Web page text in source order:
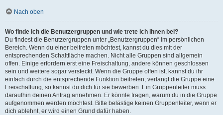
Nach oben
Wo finde ich die Benutzergruppen und wie trete ich ihnen bei?
Du findest die Benutzergruppen unter „Benutzergruppen“ im persönlichen
Bereich. Wenn du einer beitreten möchtest, kannst du dies mit der
entsprechenden Schaltfläche machen. Nicht alle Gruppen sind allgemein
offen. Einige erfordern erst eine Freischaltung, andere können geschlossen
sein und weitere sogar versteckt. Wenn die Gruppe offen ist, kannst du ihr
einfach durch die entsprechende Funktion beitreten; verlangt die Gruppe eine
Freischaltung, so kannst du dich für sie bewerben. Ein Gruppenleiter muss
daraufhin deinen Antrag annehmen. Er könnte fragen, warum du in die Gruppe
aufgenommen werden möchtest. Bitte belästige keinen Gruppenleiter, wenn er
dich ablehnt, er wird einen Grund dafür haben.